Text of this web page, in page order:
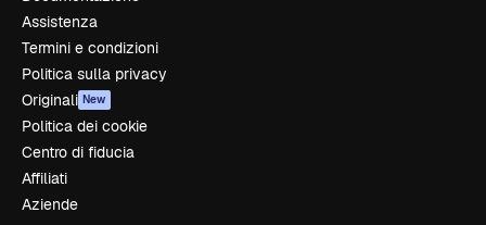
Assistenza
Termini e condizioni
Politica sulla privacy
Originali New
Politica dei cookie
Centro di fiducia
Affiliati
Aziende